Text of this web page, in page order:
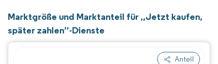
Marktgröße und Marktanteil für „Jetzt kaufen,
später zahlen”-Dienste
Anteil